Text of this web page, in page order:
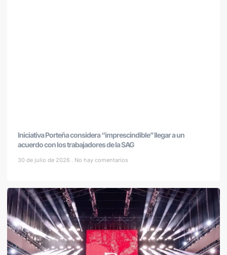
Iniciativa Porteña considera “imprescindible” llegar a un
acuerdo con los trabajadores de la SAG
30 de julio de 2026 No hay comentarios